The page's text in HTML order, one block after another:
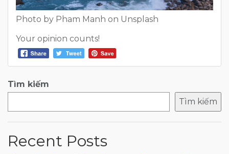
Photo by Pham Manh on Unsplash
Your opinion counts!
Tìm kiếm
Tìm kiếm
Recent Posts